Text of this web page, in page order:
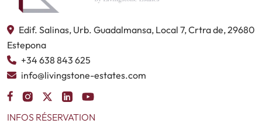
Edif. Salinas, Urb. Guadalmansa, Local 7, Crtra de, 29680
Estepona
+34 638 843 625
info@livingstone-estates.com
INFOS RÉSERVATION